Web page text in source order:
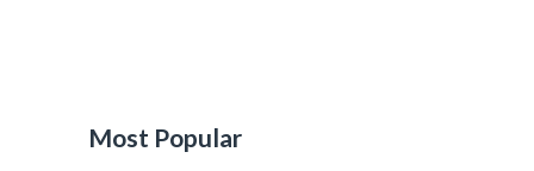
Most Popular